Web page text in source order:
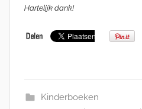
Hartelijk dank!
Kinderboeken